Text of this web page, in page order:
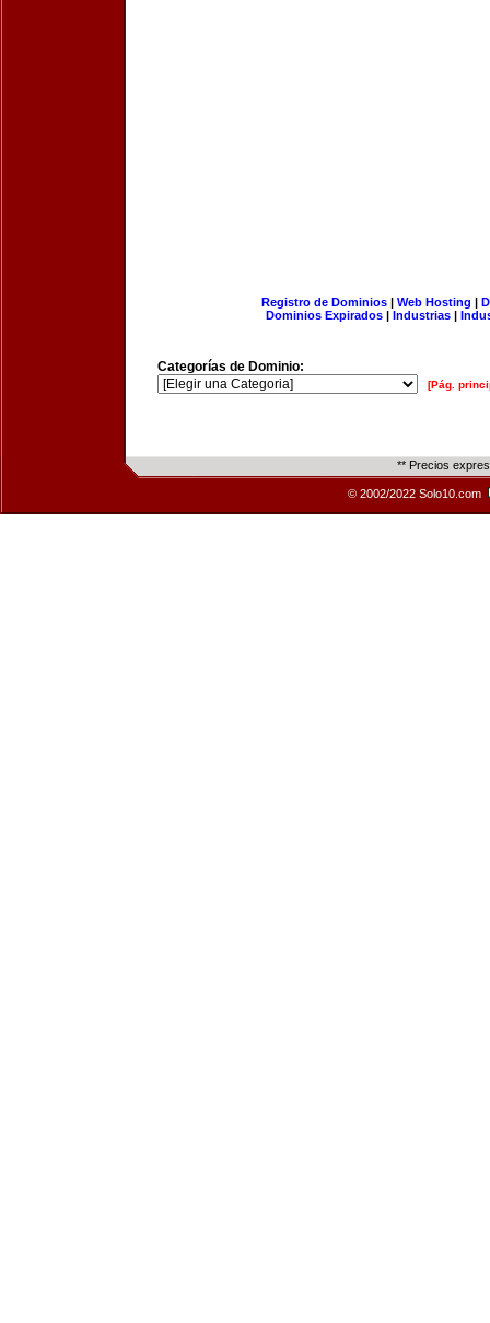
Registro de Dominios| Web Hosting |
Dominios Expirados | Industrias |
Categorías de Dominio:
[Pág.
** Precios
© 2002/2022 Solo10.com